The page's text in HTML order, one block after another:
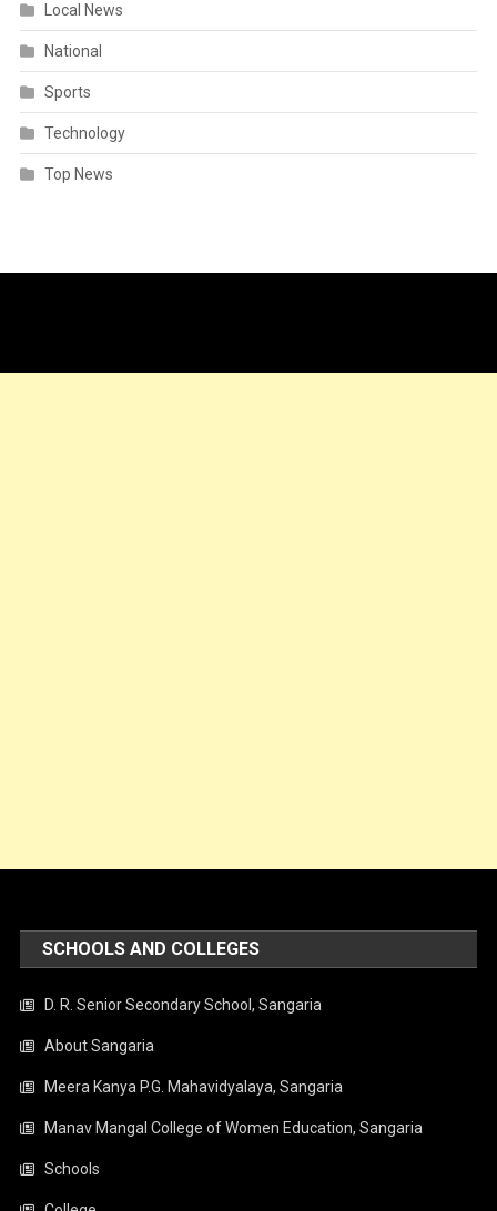
Local News
National
Sports
Technology
Top News
SCHOOLS AND COLLEGES
D. R. Senior Secondary School, Sangaria
About Sangaria
Meera Kanya P.G. Mahavidyalaya, Sangaria
Manav Mangal College of Women Education, Sangaria
Schools